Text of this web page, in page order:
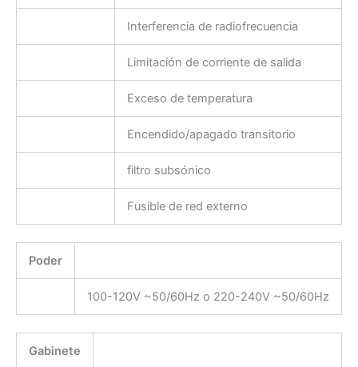
Interferencia de radiofrecuencia
Limitación de corriente de salida
Exceso de temperatura
Encendido/apagado transitorio
filtro subsónico
Fusible de red externo
Poder
100-120V ~50/60Hz o 220-240V ~50/60Hz
Gabinete